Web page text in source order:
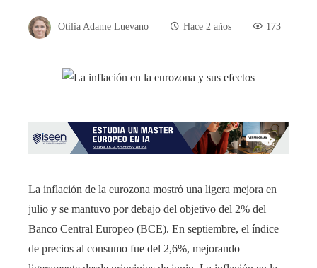
Otilia Adame Luevano Hace 2 años 173
La inflación de la eurozona mostró una ligera mejora en
julio y se mantuvo por debajo del objetivo del 2% del
Banco Central Europeo (BCE). En septiembre, el índice
de precios al consumo fue del 2,6%, mejorando